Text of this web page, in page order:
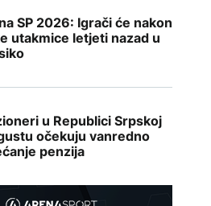
SP 2026: Igrači će nakon
utakmice letjeti nazad u
u Republici Srpskoj
očekuju vanredno
penzija